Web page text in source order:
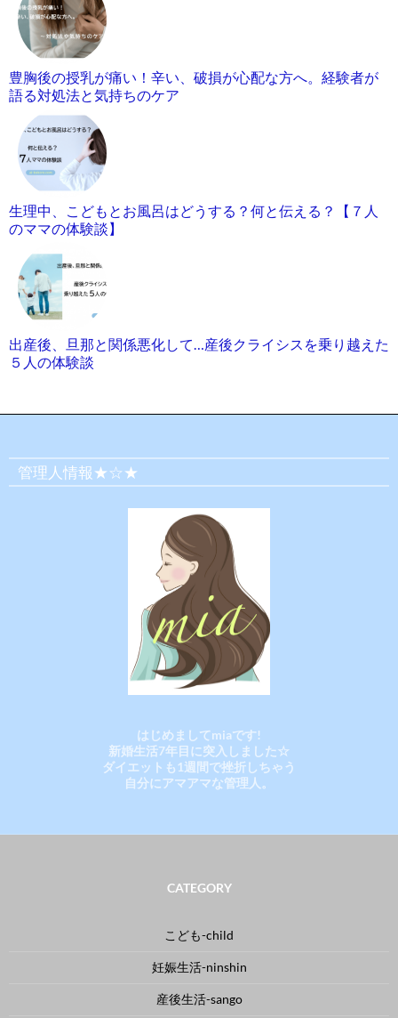
豊胸後の授乳が痛い！辛い、破損が心配な方へ。経験者が
語る対処法と気持ちのケア
生理中、こどもとお風呂はどうする？何と伝える？【７人
のママの体験談】
出産後、旦那と関係悪化して…産後クライシスを乗り越えた
５人の体験談
管理人情報★☆★
はじめましてmiaです!
新婚生活7年目に突入しました☆
ダイエットも1週間で挫折しちゃう
自分にアマアマな管理人。
CATEGORY
こども-child
妊娠生活-ninshin
産後生活-sango